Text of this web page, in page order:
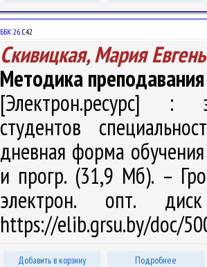
ББК 26.С42
Скивицкая, Мария
Методика
[Электрон.ресурс] :
студентов
дневная форма
и прогр. (31,9 Мб). –
электрон. опт.
https://elib.grsu.by/doc/
Добавить в корзину Подробнее